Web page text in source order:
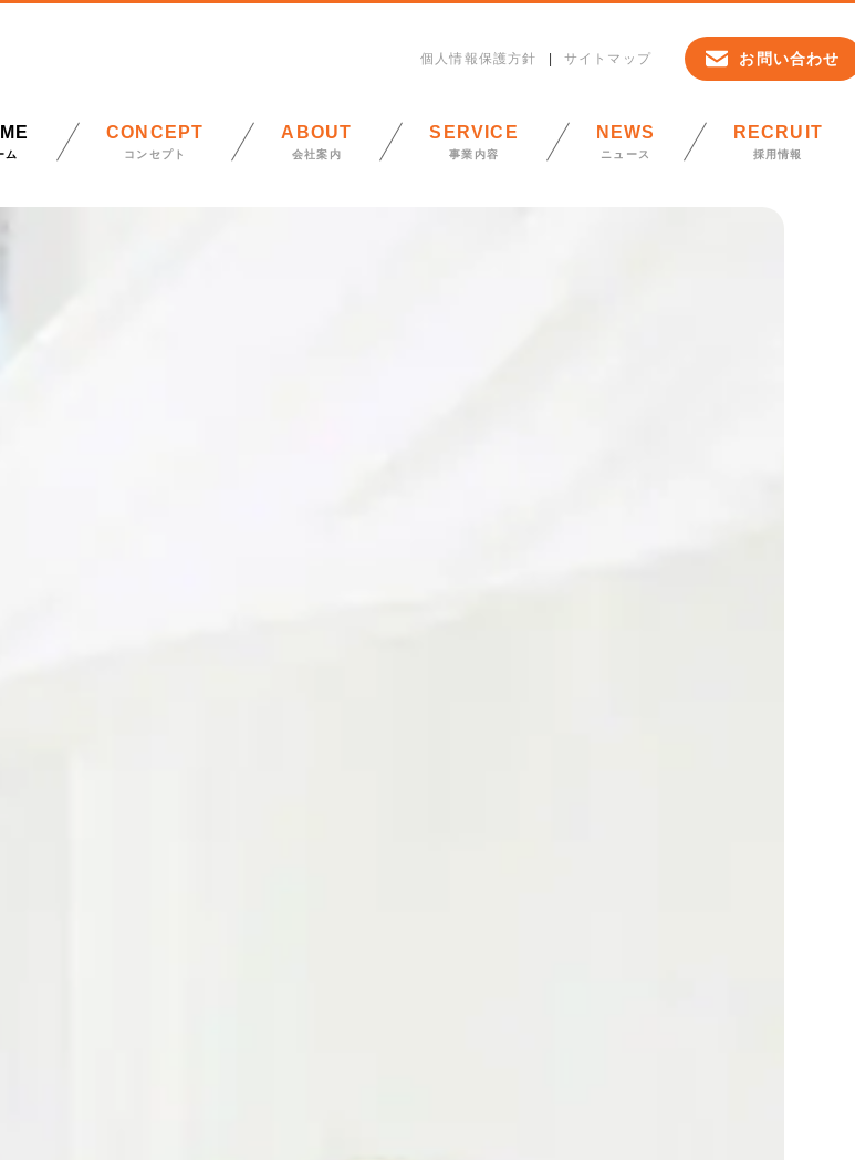
個人情報保護方針 サイトマップ お問い合わせ
ム
CONCEPT
コンセプト
ABOUT
会社案内
SERVICE
事業内容
NEWS
ニュース
RECRUIT
採用情報